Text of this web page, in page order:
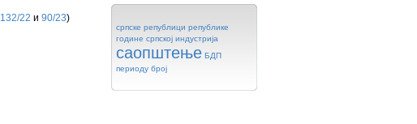
132/22 и 90/23)
српске републици републике
године српској индустрија
саопштење БДП
периоду број